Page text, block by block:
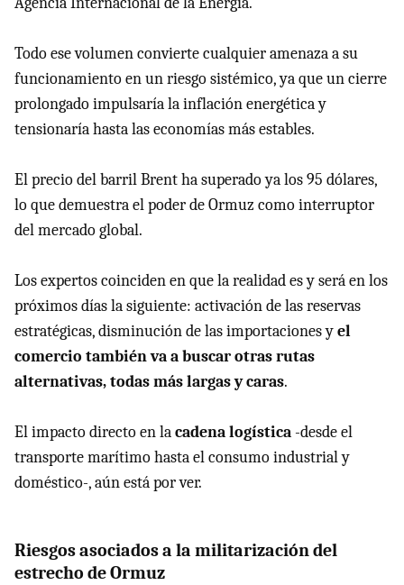
Todo ese volumen convierte cualquier amenaza a su
funcionamiento en un riesgo sistémico, ya que un cierre
prolongado impulsaría la inflación energética y
tensionaría hasta las economías más estables.
El precio del barril Brent ha superado ya los 95 dólares,
lo que demuestra el poder de Ormuz como interruptor
del mercado global.
Los expertos coinciden en que la realidad es y será en los
próximos días la siguiente: activación de las reservas
estratégicas, disminución de las importaciones yel
comercio también va a buscar otras rutas
alternativas, todas más largas y caras.
El impacto directo en lacadena logística -desde el
transporte marítimo hasta el consumo industrial y
doméstico-, aún está por ver.
Riesgos asociados a la militarización del
estrecho de Ormuz